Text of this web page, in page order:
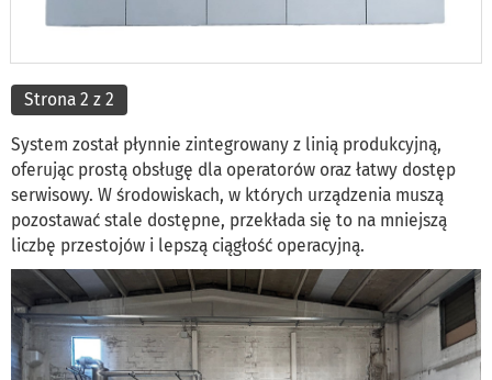
Strona 2 z 2
System został płynnie zintegrowany z linią produkcyjną,
oferując prostą obsługę dla operatorów oraz łatwy dostęp
serwisowy. W środowiskach, w których urządzenia muszą
pozostawać stale dostępne, przekłada się to na mniejszą
liczbę przestojów i lepszą ciągłość operacyjną.